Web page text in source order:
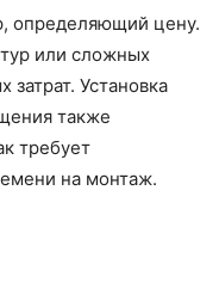
определяющий цену.
или сложных
затрат. Установка
также
требует
на монтаж.